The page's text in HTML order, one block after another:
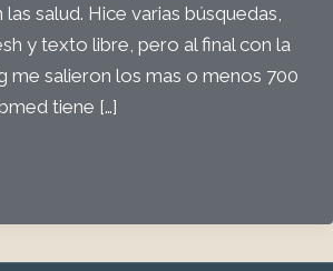
salud. Hice varias búsquedas,
y texto libre, pero al final con la
me salieron los mas o menos 700
tiene […]